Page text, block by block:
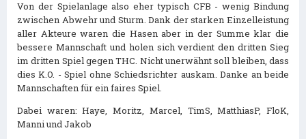
Von der Spielanlage also eher typisch CFB - wenig Bindung
zwischen Abwehr und Sturm. Dank der starken Einzelleistung
aller Akteure waren die Hasen aber in der Summe klar die
bessere Mannschaft und holen sich verdient den dritten Sieg
im dritten Spiel gegen THC. Nicht unerwähnt soll bleiben, dass
dies K.O. - Spiel ohne Schiedsrichter auskam. Danke an beide
Mannschaften für ein faires Spiel.
Dabei waren: Haye, Moritz, Marcel, TimS, MatthiasP, FloK,
Manni und Jakob